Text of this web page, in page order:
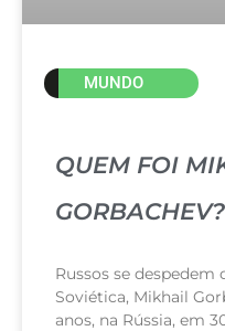
MUNDO
QUEM FOI
GORBACHEV?
Russos se
Soviética, Mikhail
anos, na Rússia, em